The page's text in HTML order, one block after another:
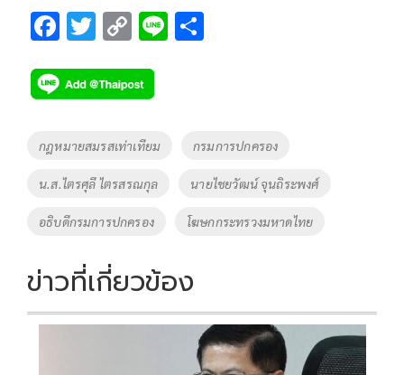
F
e
b
o
o
k
T
tt
er
C
p
y
Li
k
Li
Tags
กฎหมายสมรสเท่าเทียม กรมการปกครอง
น.ส.ไตรศุลี ไตรสรณกุล นายไชยวัฒน์ จุนถิระพงศ์
อธิบดีกรมการปกครอง โฆษกกระทรวงมหาดไทย
ข่าวที่เกี่ยวข้อง